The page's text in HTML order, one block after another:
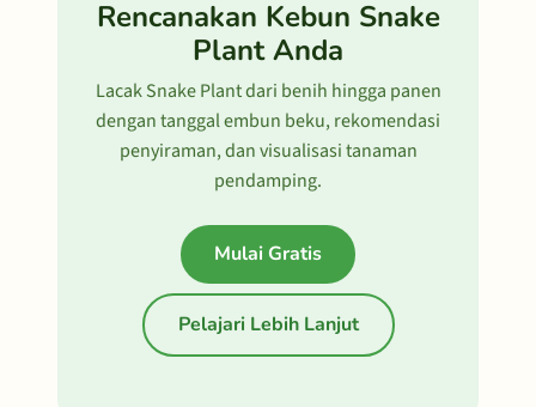
Rencanakan Kebun Snake
Plant Anda
Lacak Snake Plant dari benih hingga panen
dengan tanggal embun beku, rekomendasi
penyiraman, dan visualisasi tanaman
pendamping.
Mulai Gratis
Pelajari Lebih Lanjut